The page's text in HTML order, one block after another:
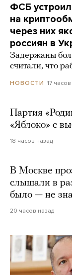
ФСБ
на
через них
россиян в
Задержаны
считали, что
НОВОСТИ 17
Партия
«Яблоко» с
18 часов назад
В Москве
слышали в
было — не
20 часов назад